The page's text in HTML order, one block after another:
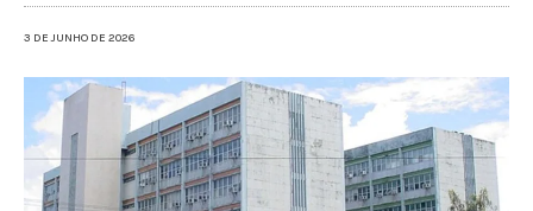
3 DE JUNHO DE 2026